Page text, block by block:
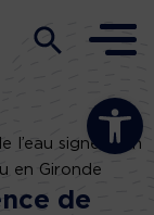
Ouvrir la
l’eau signent un
en Gironde
de